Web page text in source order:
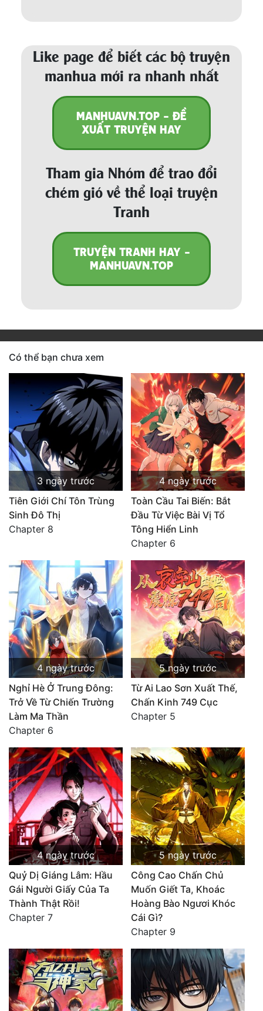
Like page để biết các bộ truyện
manhua mới ra nhanh nhất
MANHUAVN.TOP - ĐỀ
XUẤT TRUYỆN HAY
Tham gia Nhóm để trao đổi
chém gió về thể loại truyện
Tranh
TRUYỆN TRANH HAY -
MANHUAVN.TOP
Có thể bạn chưa xem
3 ngày trước
Tiên Giới Chí Tôn Trùng
Sinh Đô Thị
Chapter 8
4 ngày trước
Toàn Cầu Tai Biến: Bắt
Đầu Từ Việc Bài Vị Tổ
Tông Hiển Linh
Chapter 6
4 ngày trước
Nghỉ Hè Ở Trung Đông:
Trở Về Từ Chiến Trường
Làm Ma Thần
Chapter 6
5 ngày trước
Từ Ai Lao Sơn Xuất Thế,
Chấn Kinh 749 Cục
Chapter 5
4 ngày trước
Quỷ Dị Giáng Lâm: Hầu
Gái Người Giấy Của Ta
Thành Thật Rồi!
Chapter 7
5 ngày trước
Công Cao Chấn Chủ
Muốn Giết Ta, Khoác
Hoàng Bào Ngươi Khóc
Cái Gì?
Chapter 9